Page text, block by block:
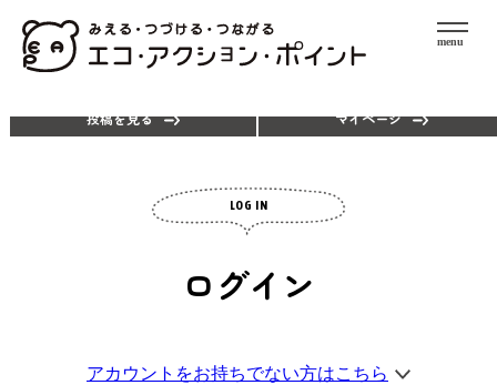
menu
投稿を見る
マイページ
LOG IN
ログイン
アカウントをお持ちでない方はこちら